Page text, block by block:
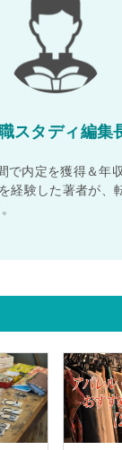
スタディ編集
で内定を獲得＆年
経験した著者が、